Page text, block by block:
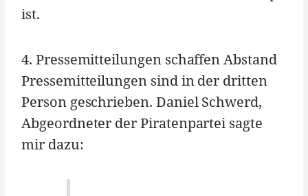
ist.
4. Pressemitteilungen schaffen Abstand
Pressemitteilungen sind in der dritten
Person geschrieben. Daniel Schwerd,
Abgeordneter der Piratenpartei sagte
mir dazu: